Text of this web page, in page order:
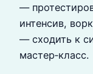
—
интенсив,
— сходить к
мастер‑класс.